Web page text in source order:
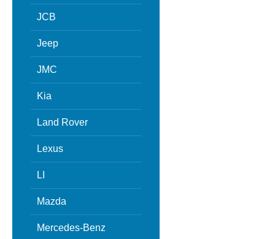
JCB
Jeep
JMC
Kia
Land Rover
Lexus
LI
Mazda
Mercedes-Benz